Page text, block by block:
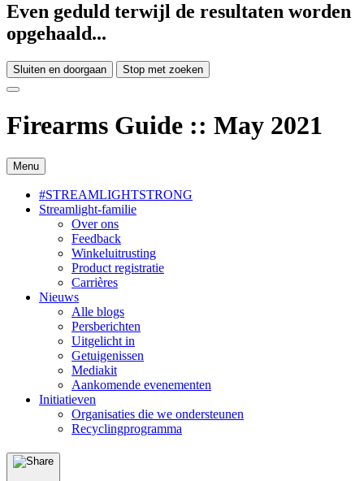
Even geduld terwijl de resultaten worden
opgehaald...
Sluiten en doorgaan Stop met zoeken
Firearms Guide :: May 2021
Menu
#STREAMLIGHTSTRONG
Streamlight-familie
Over ons
Feedback
Winkeluitrusting
Product registratie
Carrières
Nieuws
Alle blogs
Persberichten
Uitgelicht in
Getuigenissen
Mediakit
Aankomende evenementen
Initiatieven
Organisaties die we ondersteunen
Recyclingprogramma